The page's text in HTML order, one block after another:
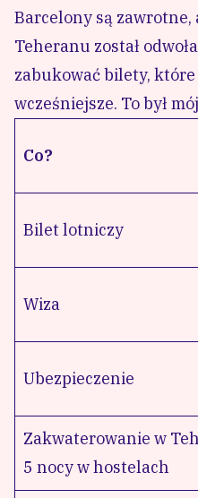
Barcelony są zawrotne,
Teheranu został
zabukować bilety, które
wcześniejsze. To był
Co?
Bilet lotniczy
Wiza
Ubezpieczenie
Zakwaterowanie w
5 nocy w hostelach